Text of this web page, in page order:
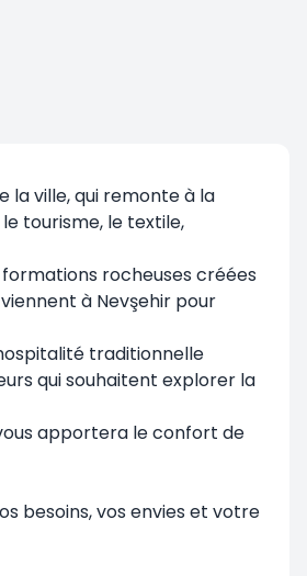
la ville, qui remonte à la
tourisme, le textile,
rocheuses créées
à Nevşehir pour
traditionnelle
qui souhaitent explorer la
apportera le confort de
besoins, vos envies et votre